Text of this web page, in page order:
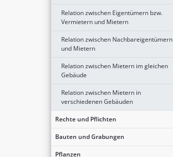
Relation zwischen Eigentümern bzw.
Vermietern und Mietern
Relation zwischen Nachbareigentümern
und Mietern
Relation zwischen Mietern im gleichen
Gebäude
Relation zwischen Mietern in
verschiedenen Gebäuden
Rechte und Pflichten
Bauten und Grabungen
Pflanzen